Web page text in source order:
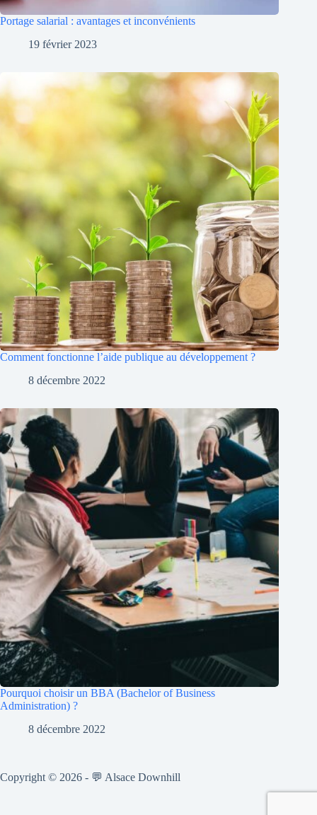
Portage salarial : avantages et inconvénients
19 février 2023
Comment fonctionne l’aide publique au développement ?
8 décembre 2022
Pourquoi choisir un BBA (Bachelor of Business
Administration) ?
8 décembre 2022
Copyright © 2026 - 💬 Alsace Downhill